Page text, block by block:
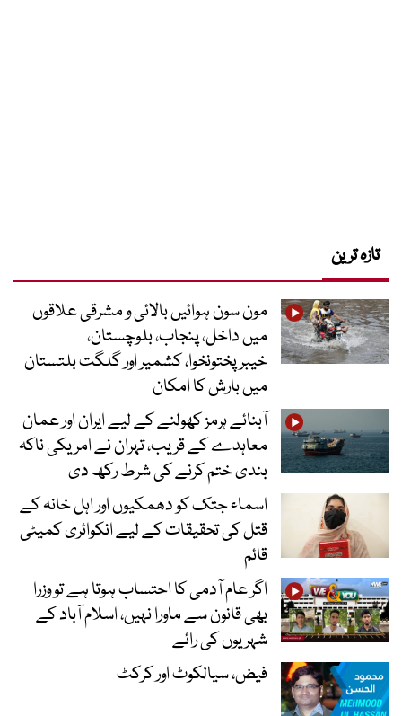
تازہ ترین
مون سون ہوائیں بالائی و مشرقی علاقوں
میں داخل، پنجاب، بلوچستان،
خیبرپختونخوا، کشمیر اور گلگت بلتستان
میں بارش کا امکان
آبنائے ہرمز کھولنے کے لیے ایران اور عمان
معاہدے کے قریب، تہران نے امریکی ناکہ
بندی ختم کرنے کی شرط رکھ دی
اسماء جتک کو دھمکیوں اور اہل خانہ کے
قتل کی تحقیقات کے لیے انکوائری کمیٹی
قائم
اگر عام آدمی کا احتساب ہوتا ہے تو وزرا
بھی قانون سے ماورا نہیں، اسلام آباد کے
شہریوں کی رائے
فیض، سیالکوٹ اور کرکٹ